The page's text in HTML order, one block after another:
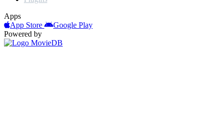
Apps
App Store
Google Play
Powered by